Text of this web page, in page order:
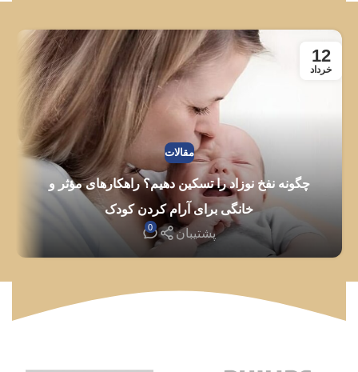
12
خرداد
مقالات
چگونه نفخ نوزاد را تسکین دهیم؟ راهکارهای مؤثر و
خانگی برای آرام کردن کودک
پشتیبان
0